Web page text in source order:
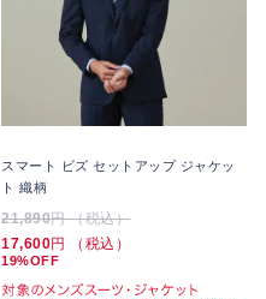
スマート ビズ セットアップ ジャケッ
ト 織柄
21,890円 （税込）
17,600円 （税込）
19%OFF